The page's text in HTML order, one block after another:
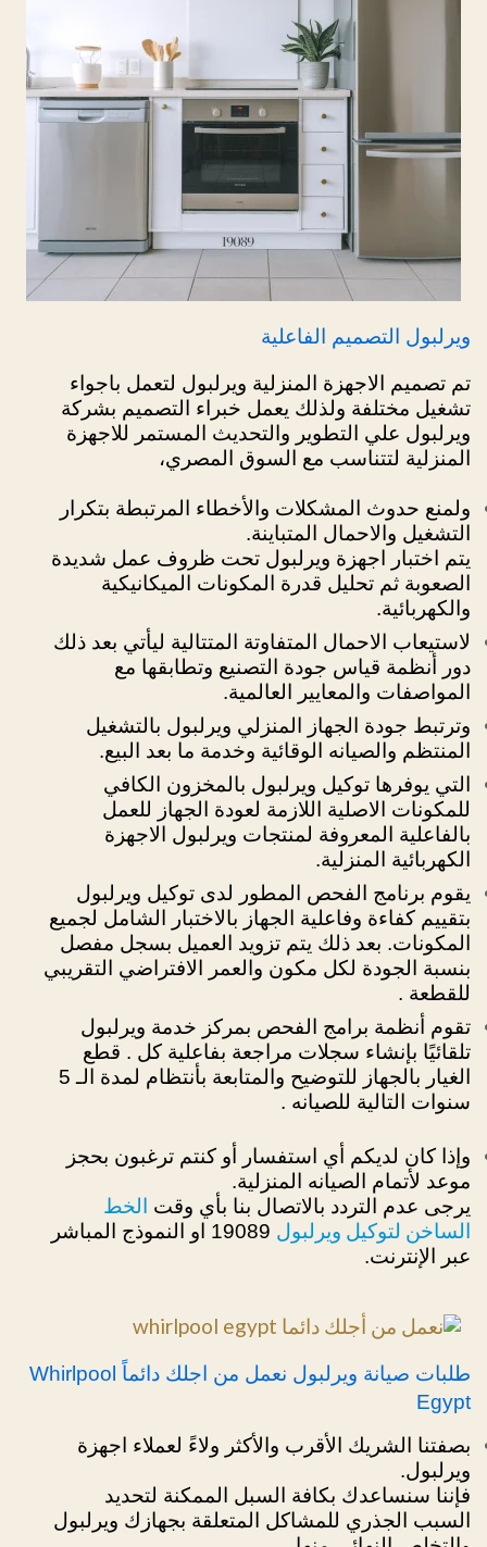
ويرلبول التصميم الفاعلية
تم تصميم الاجهزة المنزلية ويرلبول لتعمل باجواء
تشغيل مختلفة ولذلك يعمل خبراء التصميم بشركة
ويرلبول علي التطوير والتحديث المستمر للاجهزة
المنزلية لتتناسب مع السوق المصري،
ولمنع حدوث المشكلات والأخطاء المرتبطة بتكرار
التشغيل والاحمال المتباينة.
يتم اختبار اجهزة ويرلبول تحت ظروف عمل شديدة
الصعوبة ثم تحليل قدرة المكونات الميكانيكية
والكهربائية.
لاستيعاب الاحمال المتفاوتة المتتالية ليأتي بعد ذلك
دور أنظمة قياس جودة التصنيع وتطابقها مع
المواصفات والمعايير العالمية.
وترتبط جودة الجهاز المنزلي ويرلبول بالتشغيل
المنتظم والصيانه الوقائية وخدمة ما بعد البيع.
التي يوفرها توكيل ويرلبول بالمخزون الكافي
للمكونات الاصلية اللازمة لعودة الجهاز للعمل
بالفاعلية المعروفة لمنتجات ويرلبول الاجهزة
الكهربائية المنزلية.
يقوم برنامج الفحص المطور لدى توكيل ويرلبول
بتقييم كفاءة وفاعلية الجهاز بالاختبار الشامل لجميع
المكونات. بعد ذلك يتم تزويد العميل بسجل مفصل
بنسبة الجودة لكل مكون والعمر الافتراضي التقريبي
للقطعة .
تقوم أنظمة برامج الفحص بمركز خدمة ويرلبول
تلقائيًا بإنشاء سجلات مراجعة بفاعلية كل . قطع
الغيار بالجهاز للتوضيح والمتابعة بأنتظام لمدة الـ 5
سنوات التالية للصيانه .
وإذا كان لديكم أي استفسار أو كنتم ترغبون بحجز
موعد لأتمام الصيانه المنزلية.
يرجى عدم التردد بالاتصال بنا بأي وقت الخط
الساخن لتوكيل ويرلبول
19089 او النموذج المباشر
عبر الإنترنت.
طلبات صيانة ويرلبول نعمل من اجلك دائماً Whirlpool
Egypt
بصفتنا الشريك الأقرب والأكثر ولاءً لعملاء اجهزة
ويرلبول.
فإننا سنساعدك بكافة السبل الممكنة لتحديد
السبب الجذري للمشاكل المتعلقة بجهازك ويرلبول